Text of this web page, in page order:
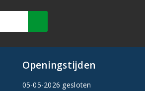
Openingstijden
05-05-2026 gesloten